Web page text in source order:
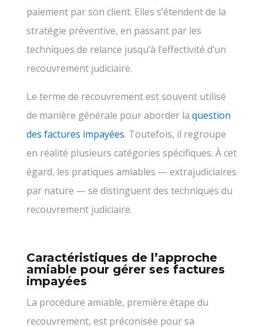
paiement par son client. Elles s’étendent de la
stratégie préventive, en passant par les
techniques de relance jusqu’à l’effectivité d’un
recouvrement judiciaire.
Le terme de recouvrement est souvent utilisé
de manière générale pour aborder la question
des factures impayées. Toutefois, il regroupe
en réalité plusieurs catégories spécifiques. À cet
égard, les pratiques amiables — extrajudiciaires
par nature — se distinguent des techniques du
recouvrement judiciaire.
Caractéristiques de l’approche
amiable pour gérer ses factures
impayées
La procédure amiable, première étape du
recouvrement, est préconisée pour sa